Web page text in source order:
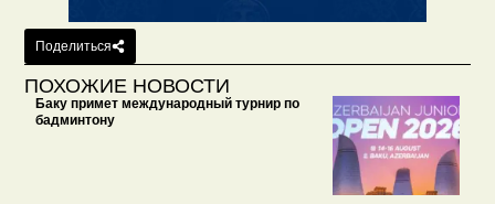
Поделиться
ПОХОЖИЕ НОВОСТИ
Баку примет международный турнир по
бадминтону